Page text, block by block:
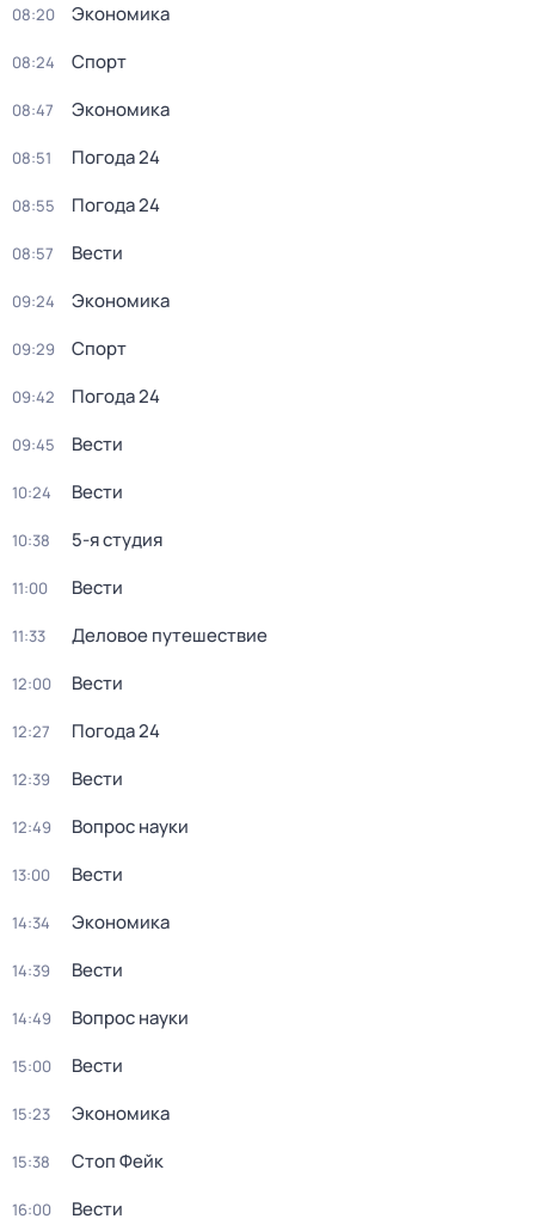
08:20 Экономика
08:24 Спорт
08:47 Экономика
08:51 Погода 24
08:55 Погода 24
08:57 Вести
09:24 Экономика
09:29 Спорт
09:42 Погода 24
09:45 Вести
10:24 Вести
10:38 5-я студия
11:00 Вести
11:33 Деловое путешествие
12:00 Вести
12:27 Погода 24
12:39 Вести
12:49 Вопрос науки
13:00 Вести
14:34 Экономика
14:39 Вести
14:49 Вопрос науки
15:00 Вести
15:23 Экономика
15:38 Стоп Фейк
16:00 Вести